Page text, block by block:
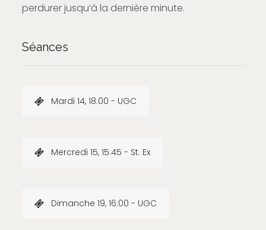
perdurer jusqu’à la dernière minute.
Séances
Mardi 14, 18:00 - UGC
Mercredi 15, 15:45 - St. Ex
Dimanche 19, 16:00 - UGC